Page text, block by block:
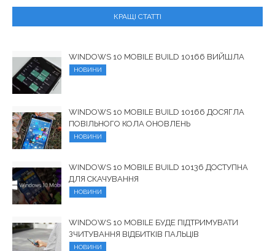
КРАЩІ СТАТТІ
WINDOWS 10 MOBILE BUILD 10166 ВИЙШЛА
НОВИНИ
WINDOWS 10 MOBILE BUILD 10166 ДОСЯГЛА
ПОВІЛЬНОГО КОЛА ОНОВЛЕНЬ
НОВИНИ
WINDOWS 10 MOBILE BUILD 10136 ДОСТУПНА
ДЛЯ СКАЧУВАННЯ
НОВИНИ
WINDOWS 10 MOBILE БУДЕ ПІДТРИМУВАТИ
ЗЧИТУВАННЯ ВІДБИТКІВ ПАЛЬЦІВ
НОВИНИ